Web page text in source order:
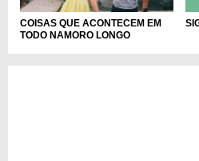
COISAS QUE ACONTECEM EM
TODO NAMORO LONGO